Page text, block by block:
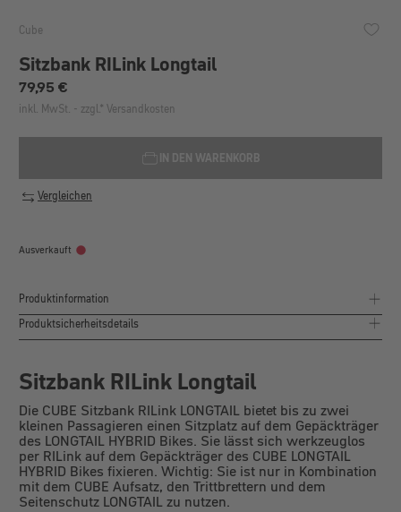
Cube
Sitzbank RILink Longtail
Regulärer Preis:
79,95 €
inkl. MwSt. - zzgl.* Versandkosten
IN DEN WARENKORB
Vergleichen
Ausverkauft
Produktinformation
Produktsicherheitsdetails
Sitzbank RILink Longtail
Die CUBE Sitzbank RILink LONGTAIL bietet bis zu zwei
kleinen Passagieren einen Sitzplatz auf dem Gepäckträger
des LONGTAIL HYBRID Bikes. Sie lässt sich werkzeuglos
per RILink auf dem Gepäckträger des CUBE LONGTAIL
HYBRID Bikes fixieren. Wichtig: Sie ist nur in Kombination
mit dem CUBE Aufsatz, den Trittbrettern und dem
Seitenschutz LONGTAIL zu nutzen.